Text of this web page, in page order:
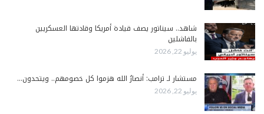
شاهد.. سيناتور يصف قيادة أمريكا وقادتها العسكريين
بالفاشلين
يوليو 22, 2026
مستشار لـ ترامب: أنصارُ الله هزموا كل خصومهم.. ويتحدون…
يوليو 22, 2026